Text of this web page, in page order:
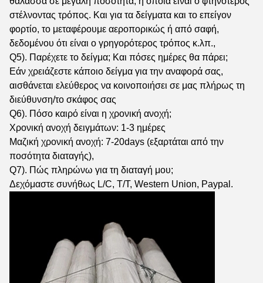
στέλνοντας τρόπος. Και για τα δείγματα και το επείγον
φορτίο, το μεταφέρουμε αεροπορικώς ή από σαφή,
δεδομένου ότι είναι ο γρηγορότερος τρόπος κ.λπ.,
Q5). Παρέχετε το δείγμα; Και πόσες ημέρες θα πάρει;
Εάν χρειάζεστε κάποιο δείγμα για την αναφορά σας,
αισθάνεται ελεύθερος να κοινοποιήσει σε μας πλήρως τη
διεύθυνση/το σκάφος σας
Q6). Πόσο καιρό είναι η χρονική ανοχή;
Χρονική ανοχή δειγμάτων: 1-3 ημέρες
Μαζική χρονική ανοχή: 7-20days (εξαρτάται από την
ποσότητα διαταγής),
Q7). Πώς πληρώνω για τη διαταγή μου;
Δεχόμαστε συνήθως L/C, T/T, Western Union, Paypal.